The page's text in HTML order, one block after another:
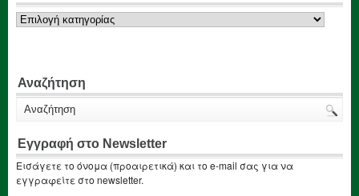
Κατηγορίες
Αναζήτηση
Εγγραφή στο Newsletter
Εισάγετε το όνομα (προαιρετικά) και το e-mail σας για να
εγγραφείτε στο newsletter.